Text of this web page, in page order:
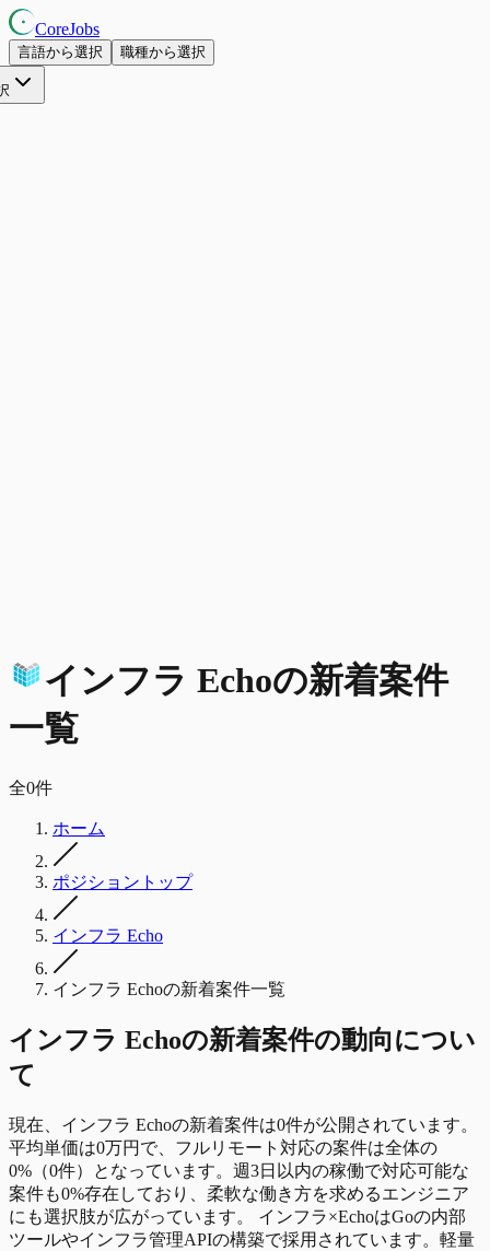
CoreJobs
言語から選択 職種から選択
インフラ Echoの新着案件
一覧
全0件
ホーム
ポジショントップ
インフラ Echo
インフラ Echoの新着案件一覧
インフラ Echoの新着案件の動向につい
て
現在、インフラ Echoの新着案件は0件が公開されています。
平均単価は0万円で、フルリモート対応の案件は全体の
0%（0件）となっています。週3日以内の稼働で対応可能な
案件も0%存在しており、柔軟な働き方を求めるエンジニア
にも選択肢が広がっています。 インフラ×EchoはGoの内部
ツールやインフラ管理APIの構築で採用されています。軽量